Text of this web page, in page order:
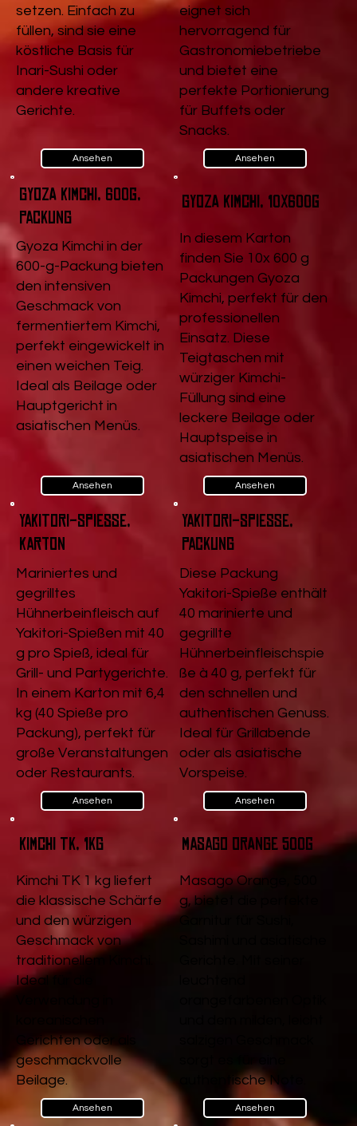
setzen. Einfach zu
füllen, sind sie eine
köstliche Basis für
Inari-Sushi oder
andere kreative
Gerichte.
Ansehen
eignet sich
hervorragend für
Gastronomiebetriebe
und bietet eine
perfekte Portionierung
für Buffets oder
Snacks.
Ansehen
Gyoza Kimchi, 600g,
Packung
Gyoza Kimchi in der
600-g-Packung bieten
den intensiven
Geschmack von
fermentiertem Kimchi,
perfekt eingewickelt in
einen weichen Teig.
Ideal als Beilage oder
Hauptgericht in
asiatischen Menüs.
Ansehen
Gyoza Kimchi, 10x600g
In diesem Karton
finden Sie 10x 600 g
Packungen Gyoza
Kimchi, perfekt für den
professionellen
Einsatz. Diese
Teigtaschen mit
würziger Kimchi-
Füllung sind eine
leckere Beilage oder
Hauptspeise in
asiatischen Menüs.
Ansehen
Yakitori-Spieße,
Karton
Mariniertes und
gegrilltes
Hühnerbeinfleisch auf
Yakitori-Spießen mit 40
g pro Spieß, ideal für
Grill- und Partygerichte.
In einem Karton mit 6,4
kg (40 Spieße pro
Packung), perfekt für
große Veranstaltungen
oder Restaurants.
Ansehen
Yakitori-Spieße,
Packung
Diese Packung
Yakitori-Spieße enthält
40 marinierte und
gegrillte
Hühnerbeinfleischspie
ße à 40 g, perfekt für
den schnellen und
authentischen Genuss.
Ideal für Grillabende
oder als asiatische
Vorspeise.
Ansehen
Kimchi TK, 1kg
Kimchi TK 1 kg liefert
die klassische Schärfe
und den würzigen
Geschmack von
traditionellem Kimchi.
Ideal für die
Gerichten oder als
geschmackvolle
Beilage.
Ansehen
Masago Orange 500g
Masago Orange, 500
g, bietet die perfekte
Garnitur für Sushi,
authentische Note.
Ansehen